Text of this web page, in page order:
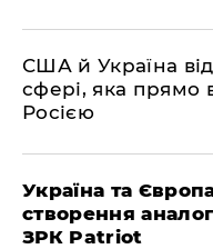
США й Україна
сфері, яка прямо
Росією
Україна та
створення
ЗРК Patriot